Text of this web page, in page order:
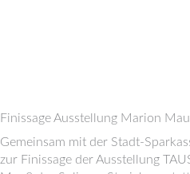
Finissage Ausstellung Marion
Gemeinsam mit der Stadt-
zur Finissage der Ausstellung